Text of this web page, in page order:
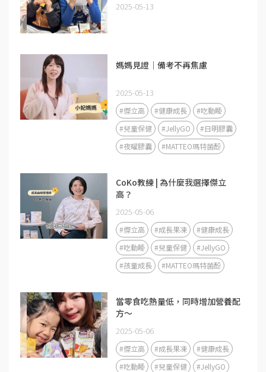
2025-05-13
媽媽見證｜備考不再焦慮
2025-05-13
#傑立高 #健康成長
#吃動睡
#兒童保健
#JellyGO
#日明膠囊
#夜曜膠囊
#MATTEO瑪特菌酚
CoKo教練 | 為什麼我選擇傑立
高？
2025-05-06
#傑立高 #成長果凍
#健康成長
#吃動睡
#兒童保健
#JellyGO
#孩童成長
#MATTEO瑪特菌酚
當零食吃熱量低，同時增加營養配
方～
2025-05-06
#傑立高 #成長果凍
#健康成長
#吃動睡
#兒童保健
#JellyGO